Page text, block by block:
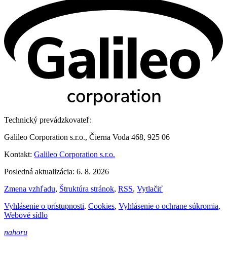
Technický prevádzkovateľ:
Galileo Corporation s.r.o., Čierna Voda 468, 925 06
Kontakt: Galileo Corporation s.r.o.
Posledná aktualizácia: 6. 8. 2026
Zmena vzhľadu, Štruktúra stránok, RSS, Vytlačiť
Vyhlásenie o prístupnosti, Cookies, Vyhlásenie o ochrane súkromia,
Webové sídlo
nahoru